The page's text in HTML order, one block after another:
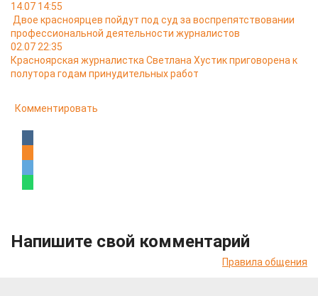
14.07 14:55
Двое красноярцев пойдут под суд за воспрепятствовании
профессиональной деятельности журналистов
02.07 22:35
Красноярская журналистка Светлана Хустик приговорена к
полутора годам принудительных работ
Комментировать
Напишите свой комментарий
Правила общения